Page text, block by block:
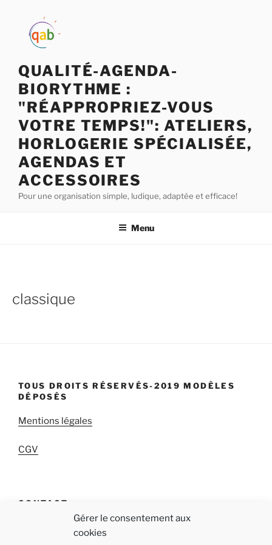
Gérer le consentement aux
cookies
QUALITÉ-AGENDA-
BIORYTHME :
"RÉAPPROPRIEZ-VOUS
VOTRE TEMPS!": ATELIERS,
HORLOGERIE SPÉCIALISÉE,
AGENDAS ET
ACCESSOIRES
Pour une organisation simple, ludique, adaptée et efficace!
Menu
classique
TOUS DROITS RÉSERVÉS-2019 MODÈLES
DÉPOSÉS
Mentions légales
CGV
CONTACT
qab « Réappropriez-vous votre temps! »